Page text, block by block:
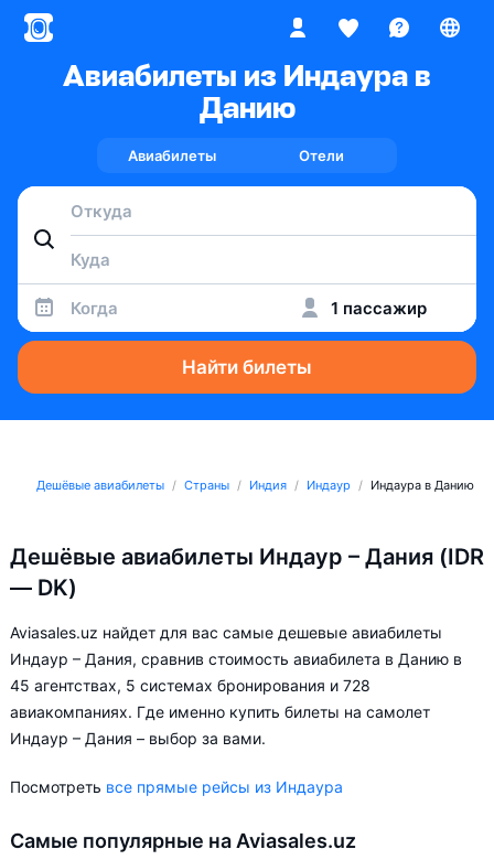
Авиабилеты из Индаура в
Данию
Авиабилеты Отели
Когда 1 пассажир
Найти билеты
Дешёвые авиабилеты Страны Индия Индаур Индаура в Данию
Дешёвые авиабилеты Индаур – Дания (IDR
— DK)
Aviasales.uz найдет для вас самые дешевые авиабилеты
Индаур – Дания, сравнив стоимость авиабилета в Данию в
45 агентствах, 5 системах бронирования и 728
авиакомпаниях. Где именно купить билеты на самолет
Индаур – Дания – выбор за вами.
Посмотреть все прямые рейсы из Индаура
Самые популярные на Aviasales.uz